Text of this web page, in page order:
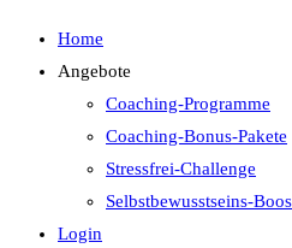
Home
Angebote
Coaching-Programme
Coaching-Bonus-Pakete
Stressfrei-Challenge
Selbstbewusstseins-
Login